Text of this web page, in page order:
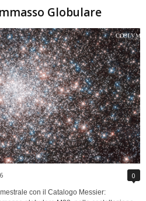
Globulare
0
con il Catalogo Messier: